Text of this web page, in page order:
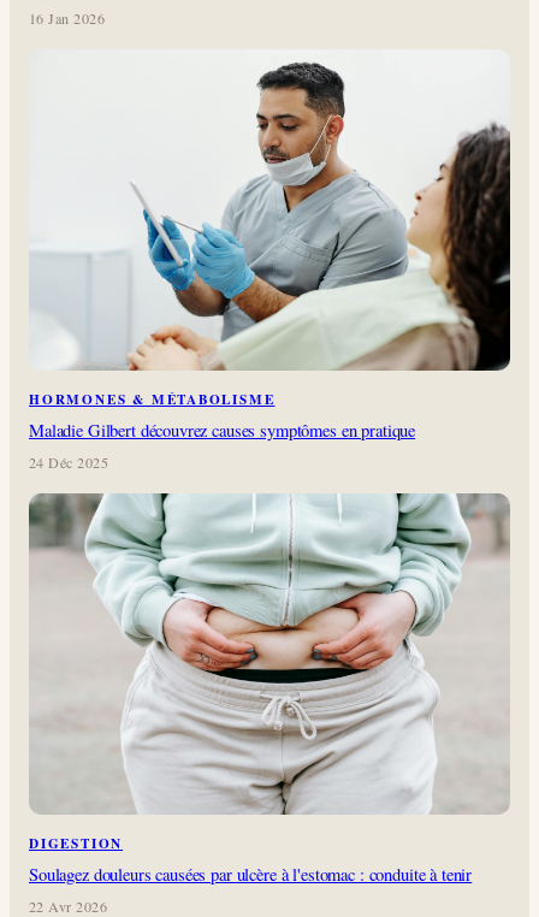
16 Jan 2026
HORMONES & MÉTABOLISME
Maladie Gilbert découvrez causes symptômes en pratique
24 Déc 2025
DIGESTION
Soulagez douleurs causées par ulcère à l'estomac : conduite à tenir
22 Avr 2026